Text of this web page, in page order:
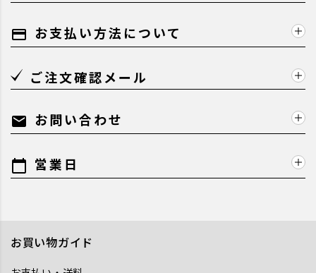
payment お支払い方法について
ご注文確認メール
mail お問い合わせ
calendar_today 営業日
お買い物ガイド